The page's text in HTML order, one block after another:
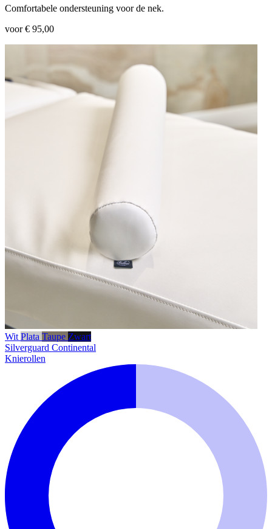
Comfortabele ondersteuning voor de nek.
voor € 95,00
Wit Plata Taupe Zwart
Silverguard Continental
Knierollen